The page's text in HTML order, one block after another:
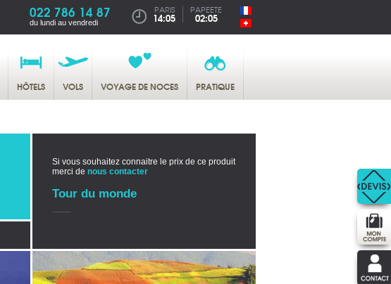
022 786 14 87
du lundi au vendredi
PARIS
14:05
PAPEETE
02:05
HÔTELS VOLS VOYAGE DE NOCES PRATIQUE
Si vous souhaitez connaitre le prix de ce produit
merci de nous contacter
Tour du monde